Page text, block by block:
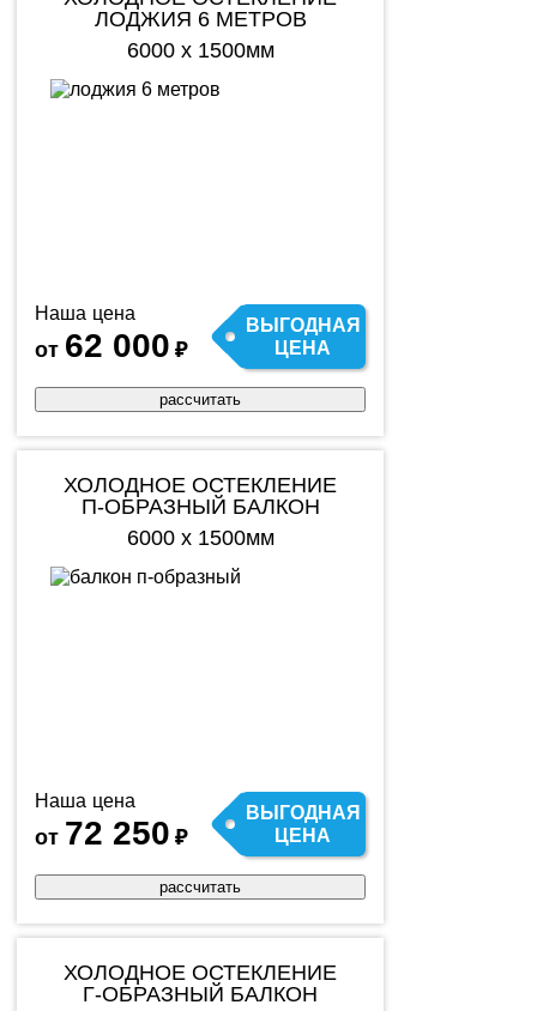
ЛОДЖИЯ 6 МЕТРОВ
6000 х 1500мм
Наша цена
от 62 000 ₽
ВЫГОДНАЯ
ЦЕНА
рассчитать
ХОЛОДНОЕ ОСТЕКЛЕНИЕ
П-ОБРАЗНЫЙ БАЛКОН
6000 х 1500мм
Наша цена
от 72 250 ₽
ВЫГОДНАЯ
ЦЕНА
рассчитать
ХОЛОДНОЕ ОСТЕКЛЕНИЕ
Г-ОБРАЗНЫЙ БАЛКОН